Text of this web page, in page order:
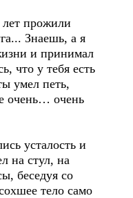
прожили
Знаешь, а я
и принимал
что у тебя есть
умел петь,
очень… очень
усталость и
на стул, на
беседуя со
тело само